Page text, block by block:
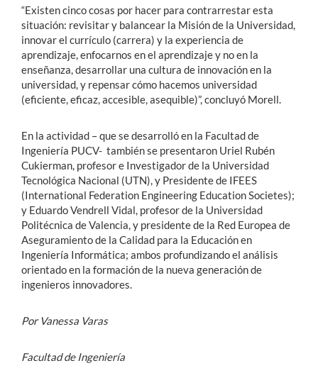
“Existen cinco cosas por hacer para contrarrestar esta
situación: revisitar y balancear la Misión de la Universidad,
innovar el currículo (carrera) y la experiencia de
aprendizaje, enfocarnos en el aprendizaje y no en la
enseñanza, desarrollar una cultura de innovación en la
universidad, y repensar cómo hacemos universidad
(eficiente, eficaz, accesible, asequible)”, concluyó Morell.
En la actividad – que se desarrolló en la Facultad de
Ingeniería PUCV- también se presentaron Uriel Rubén
Cukierman, profesor e Investigador de la Universidad
Tecnológica Nacional (UTN), y Presidente de IFEES
(International Federation Engineering Education Societes);
y Eduardo Vendrell Vidal, profesor de la Universidad
Politécnica de Valencia, y presidente de la Red Europea de
Aseguramiento de la Calidad para la Educación en
Ingeniería Informática; ambos profundizando el análisis
orientado en la formación de la nueva generación de
ingenieros innovadores.
Por Vanessa Varas
Facultad de Ingeniería